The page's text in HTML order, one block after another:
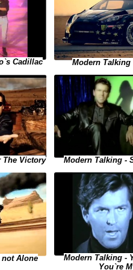
Cadillac Modern Talking
The Victory Modern Talking -
not Alone
Modern Talking -
You`re